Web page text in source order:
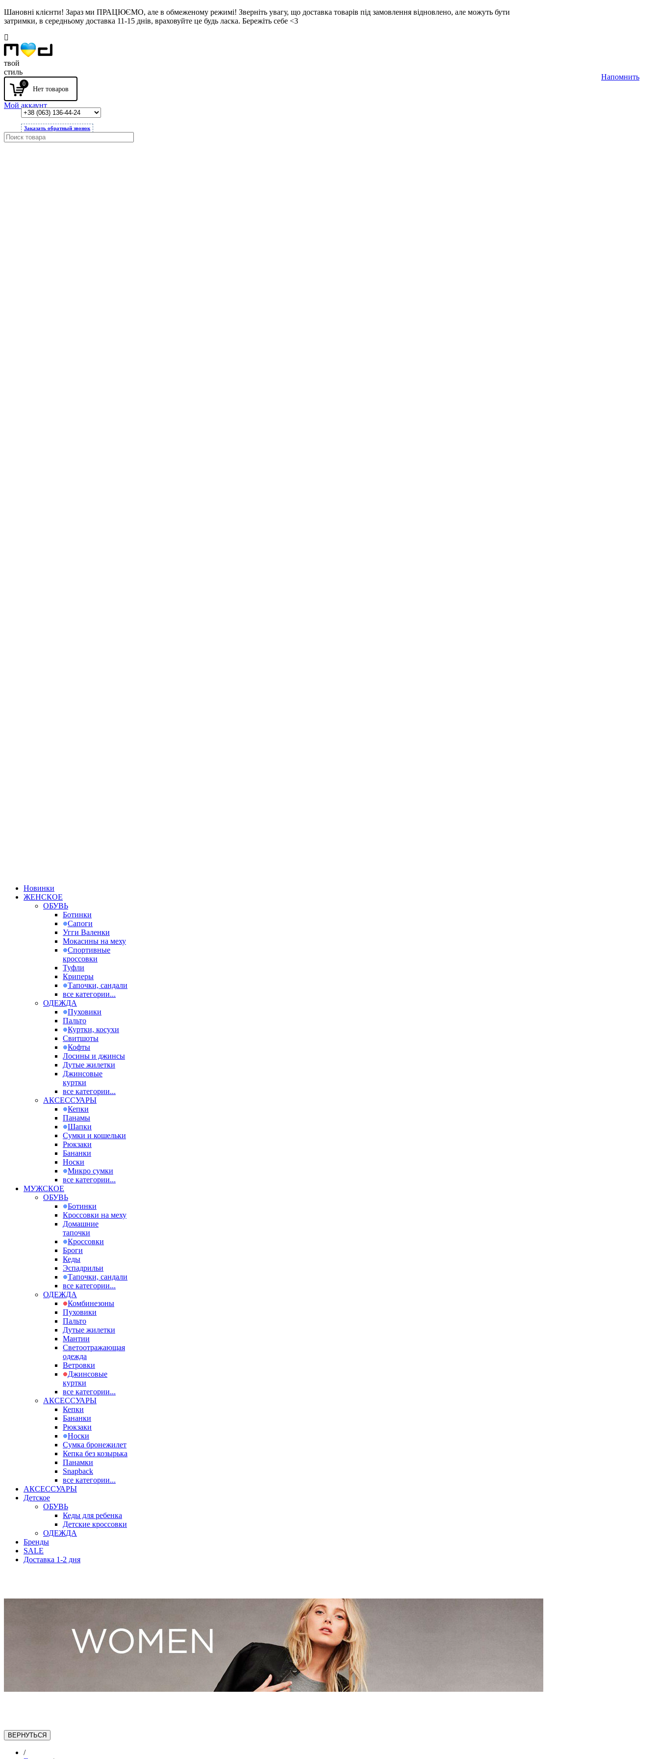
Шановні клієнти! Зараз ми ПРАЦЮЄМО, але в обмеженому режимі! Зверніть увагу, що доставка товарів під замовлення відновлено, але можуть бути
затримки, в середньому доставка 11-15 днів, враховуйте це будь ласка. Бережіть себе <3
твой
стиль
0
Мой аккаунт
Заказать обратный звонок
Новинки
ЖЕНСКОЕ
ОБУВЬ
Ботинки
Сапоги
Угги Валенки
Мокасины на меху
Спортивные
кроссовки
Туфли
Криперы
Тапочки, сандали
все категории...
ОДЕЖДА
Пуховики
Пальто
Куртки, косухи
Свитшоты
Кофты
Лосины и джинсы
Дутые жилетки
Джинсовые
куртки
все категории...
АКСЕССУАРЫ
Кепки
Панамы
Шапки
Сумки и кошельки
Рюкзаки
Бананки
Носки
Микро сумки
все категории...
МУЖСКОЕ
ОБУВЬ
Ботинки
Кроссовки на меху
Домашние
тапочки
Кроссовки
Броги
Кеды
Эспадрильи
Тапочки, сандали
все категории...
ОДЕЖДА
Комбинезоны
Пуховики
Пальто
Дутые жилетки
Мантии
Светоотражающая
одежда
Ветровки
Джинсовые
куртки
все категории...
АКСЕССУАРЫ
Кепки
Бананки
Рюкзаки
Носки
Сумка бронежилет
Кепка без козырька
Панамки
Snapback
все категории...
АКСЕССУАРЫ
Детское
ОБУВЬ
Кеды для ребенка
Детские кроссовки
ОДЕЖДА
Бренды
SALE
Доставка 1-2 дня
/
Напомнить